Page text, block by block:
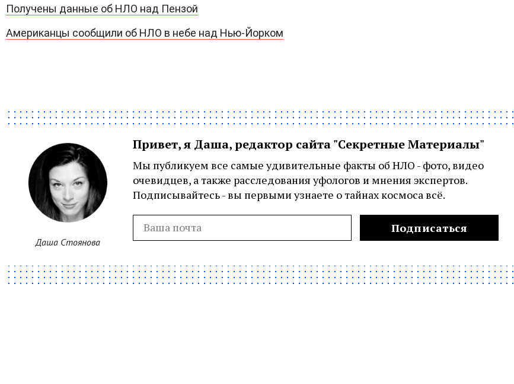
Получены данные об НЛО над Пензой
Американцы сообщили об НЛО в небе над Нью-Йорком
Даша Стоянова
Привет, я Даша, редактор сайта "Секретные Материалы"
Мы публикуем все самые удивительные факты об НЛО - фото, видео
очевидцев, а также расследования уфологов и мнения экспертов.
Подписывайтесь - вы первыми узнаете о тайнах космоса всё.
Подписаться